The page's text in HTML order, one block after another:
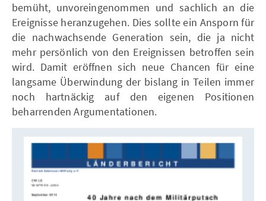
bemüht, unvoreingenommen und sachlich an die
Ereignisse heranzugehen. Dies sollte ein Ansporn für
die nachwachsende Generation sein, die ja nicht
mehr persönlich von den Ereignissen betroffen sein
wird. Damit eröffnen sich neue Chancen für eine
langsame Überwindung der bislang in Teilen immer
noch hartnäckig auf den eigenen Positionen
beharrenden Argumentationen.